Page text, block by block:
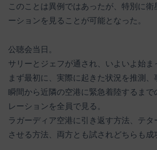
このことは異例ではあったが、特別に衛
ーションを見ることが可能となった。
公聴会当日。
サリーとジェフが通され、いよいよ始ま
まず最初に、実際に起きた状況を推測
瞬間から近隣の空港に緊急着陸するまで
レーションを全員で見る。
ラガーディア空港に引き返す方法、テタ
させる方法、両方とも試されどちらも成